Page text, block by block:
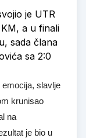
je UTR
a u finali
sada člana
sa 2:0
emocija, slavlje
krunisao
na
je bio u